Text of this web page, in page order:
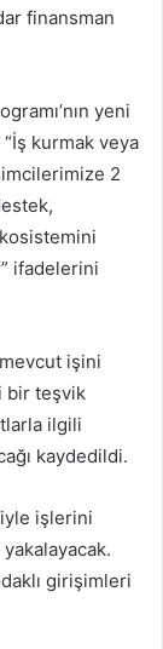
finansman
yeni
kurmak veya
2
ifadelerini
işini
bir teşvik
ilgili
kaydedildi.
işlerini
girişimleri